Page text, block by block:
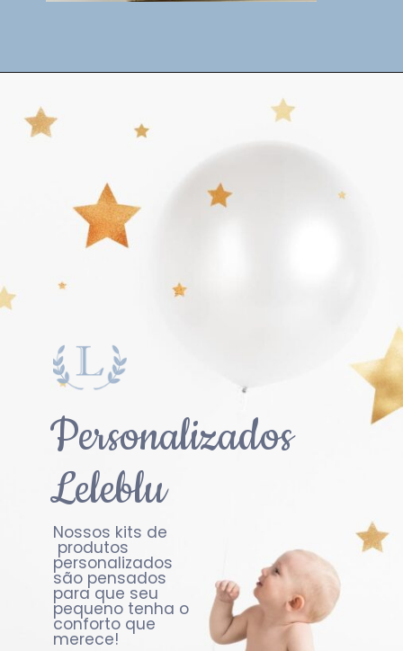
Personalizados
Leleblu
Nossos kits de
produtos
personalizados
são pensados
para que seu
pequeno tenha o
conforto que
merece!